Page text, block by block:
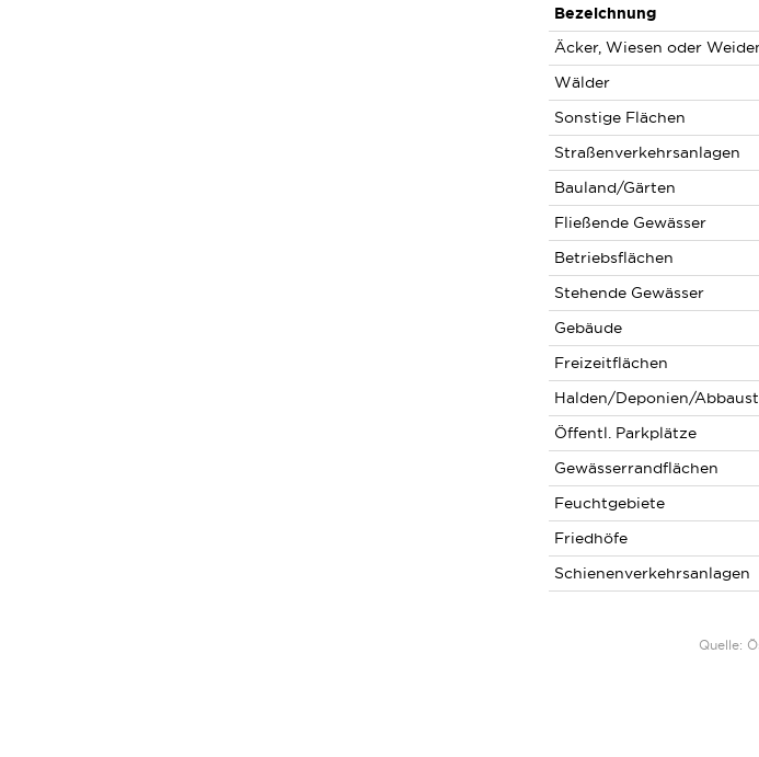
Bezeichnung
Äcker, Wiesen oder
Wälder
Sonstige Flächen
Straßenverkehrsanlagen
Bauland/Gärten
Fließende Gewässer
Betriebsflächen
Stehende Gewässer
Gebäude
Freizeitflächen
Halden/Deponien/
Öffentl. Parkplätze
Gewässerrandflächen
Feuchtgebiete
Friedhöfe
Schienenverkehrsanlagen
Quelle: